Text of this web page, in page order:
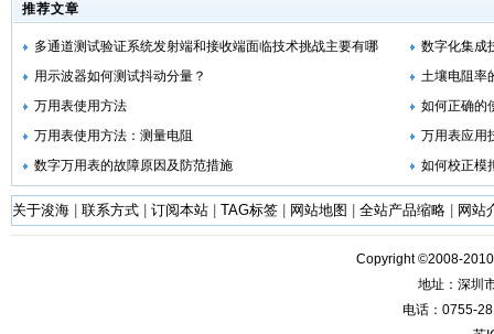
推荐文章
多通道测试验证系统发射端和接收端面临技术挑战主要有哪
些？
数字化集成
用示波器如何测试抖动分量？
土壤电阻率
万用表使用方法
如何正确的
万用表使用方法：测量电阻
万用表应用
数字万用表的故障原因及防范措施
如何校正模
关于浚海 联系方式 订阅本站 TAG标签 网站地图 全站产品缩略 网站
Copyright ©2008-
地址：深圳
电话：0755-